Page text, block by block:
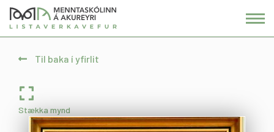
Fara
í
Til baka í yfirlit
Stækka mynd